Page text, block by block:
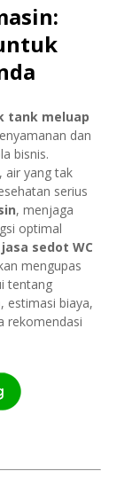
tank meluap
dan
bisnis.
air yang tak
serius
, menjaga
optimal
jasa sedot WC
mengupas
tentang
estimasi biaya,
rekomendasi